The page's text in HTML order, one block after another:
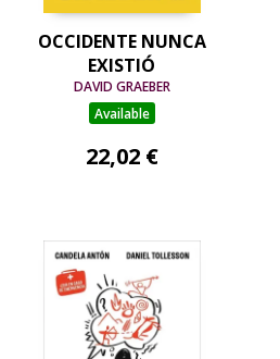
OCCIDENTE NUNCA
EXISTIÓ
DAVID GRAEBER
Available
22,02 €